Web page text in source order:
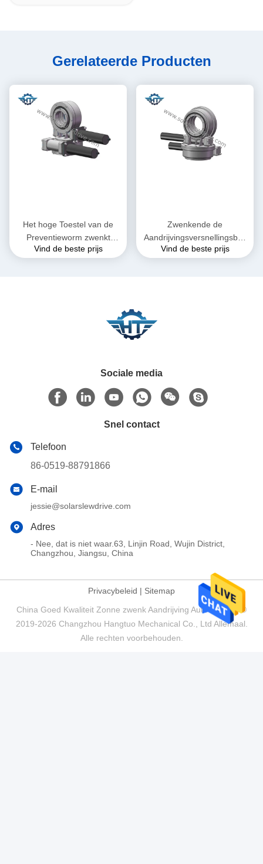
Gerelateerde Producten
Het hoge Toestel van de
Preventieworm zwenkt
Aandrijving voor Dubbel As
Vind de beste prijs
Zwenkende de
Aandrijvingsversnellingsbak
van de hoge Precisie
Vind de beste prijs
Sociale media
Snel contact
Telefoon
86-0519-88791866
E-mail
jessie@solarslewdrive.com
Adres
- Nee, dat is niet waar.63, Linjin Road, Wujin District,
Changzhou, Jiangsu, China
Privacybeleid | Sitemap
China Goed Kwaliteit Zonne zwenk Aandrijving Auteursrecht ©
2019-2026 Changzhou Hangtuo Mechanical Co., Ltd Allemaal.
Alle rechten voorbehouden.